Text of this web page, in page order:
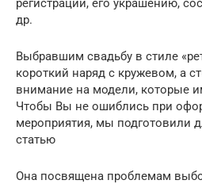
регистрации, его украшению,
др.
Выбравшим свадьбу в стиле
короткий наряд с кружевом, а
внимание на модели, которые
Чтобы Вы не ошиблись при
мероприятия, мы подготовили
статью
Она посвящена проблемам